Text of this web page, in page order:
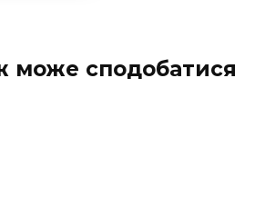
може сподобатися